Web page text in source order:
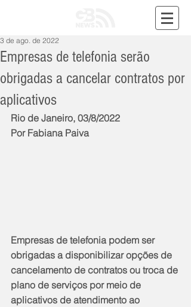
Empresas de telefonia serão
obrigadas a cancelar contratos por
aplicativos
3 de ago. de 2022
Rio de Janeiro, 03/8/2022
Por Fabiana Paiva
Empresas de telefonia podem ser
obrigadas a disponibilizar opções de
cancelamento de contratos ou troca de
plano de serviços por meio de
aplicativos de atendimento ao